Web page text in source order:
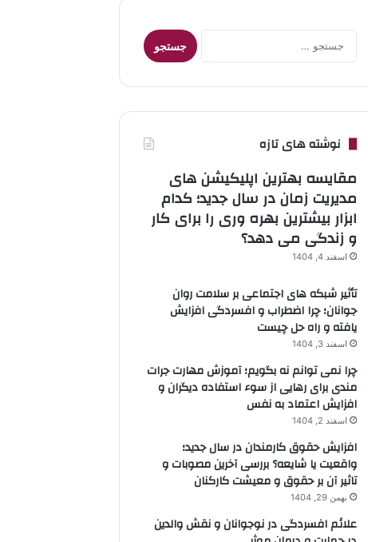
جستجو
برای:
نوشته های تازه
مقایسه بهترین اپلیکیشن های
مدیریت زمان در سال جدید؛ کدام
ابزار بیشترین بهره وری را برای کار
و زندگی می دهد؟
اسفند 4, 1404
تأثیر شبکه های اجتماعی بر سلامت روان
جوانان؛ چرا اضطراب و افسردگی افزایش
یافته و راه حل چیست
اسفند 3, 1404
چرا نمی توانم نه بگویم؛ آموزش مهارت جرات
مندی برای رهایی از سوء استفاده دیگران و
افزایش اعتماد به نفس
اسفند 2, 1404
افزایش حقوق کارمندان در سال جدید؛
واقعیت یا شایعه؟ بررسی آخرین مصوبات و
تاثیر آن بر حقوق و معیشت کارکنان
بهمن 29, 1404
علائم افسردگی در نوجوانان و نقش والدین